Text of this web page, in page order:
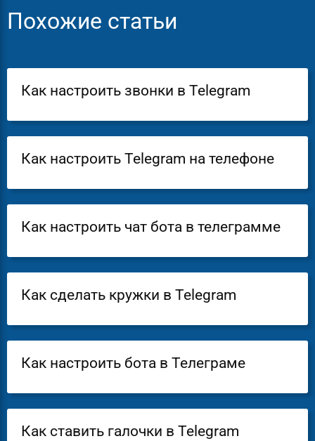
Похожие статьи
Как настроить звонки в Telegram
Как настроить Telegram на телефоне
Как настроить чат бота в телеграмме
Как сделать кружки в Telegram
Как настроить бота в Телеграме
Как ставить галочки в Telegram